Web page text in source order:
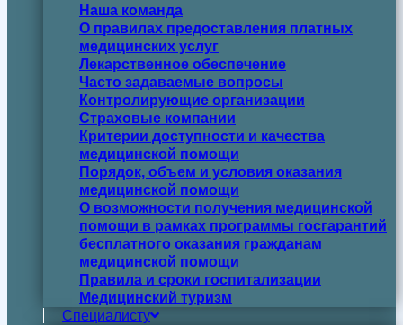
Наша команда
О правилах предоставления платных
медицинских услуг
Лекарственное обеспечение
Часто задаваемые вопросы
Контролирующие организации
Страховые компании
Критерии доступности и качества
медицинской помощи
Порядок, объем и условия оказания
медицинской помощи
О возможности получения медицинской
помощи в рамках программы госгарантий
бесплатного оказания гражданам
медицинской помощи
Правила и сроки госпитализации
Медицинский туризм
Специалисту